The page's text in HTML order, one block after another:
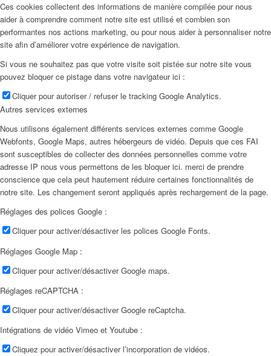
Ces cookies collectent des informations de manière compilée pour nous
aider à comprendre comment notre site est utilisé et combien son
performantes nos actions marketing, ou pour nous aider à personnaliser notre
site afin d’améliorer votre expérience de navigation.
Si vous ne souhaitez pas que votre visite soit pistée sur notre site vous
pouvez bloquer ce pistage dans votre navigateur ici :
Cliquer pour autoriser / refuser le tracking Google Analytics.
Autres services externes
Nous utilisons également différents services externes comme Google
Webfonts, Google Maps, autres hébergeurs de vidéo. Depuis que ces FAI
sont susceptibles de collecter des données personnelles comme votre
adresse IP nous vous permettons de les bloquer ici. merci de prendre
conscience que cela peut hautement réduire certaines fonctionnalités de
notre site. Les changement seront appliqués après rechargement de la page.
Réglages des polices Google :
Cliquer pour activer/désactiver les polices Google Fonts.
Réglages Google Map :
Cliquer pour activer/désactiver Google maps.
Réglages reCAPTCHA :
Cliquer pour activer/désactiver Google reCaptcha.
Intégrations de vidéo Vimeo et Youtube :
Cliquez pour activer/désactiver l’incorporation de vidéos.